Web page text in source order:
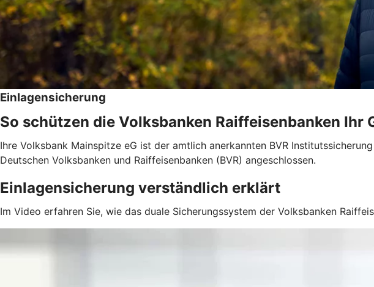
Einlagensicherung
So schützen die Volksbanken Raiffeisenbanken Ihr
Ihre Volksbank Mainspitze eG ist der amtlich anerkannten BVR
Deutschen Volksbanken und Raiffeisenbanken (BVR) angeschlossen.
Einlagensicherung verständlich erklärt
Im Video erfahren Sie, wie das duale Sicherungssystem der Volksbanken